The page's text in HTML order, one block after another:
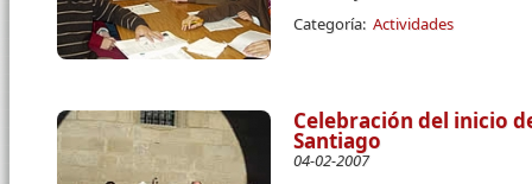
Categoría: Actividades
Celebración del inicio
Santiago
04-02-2007